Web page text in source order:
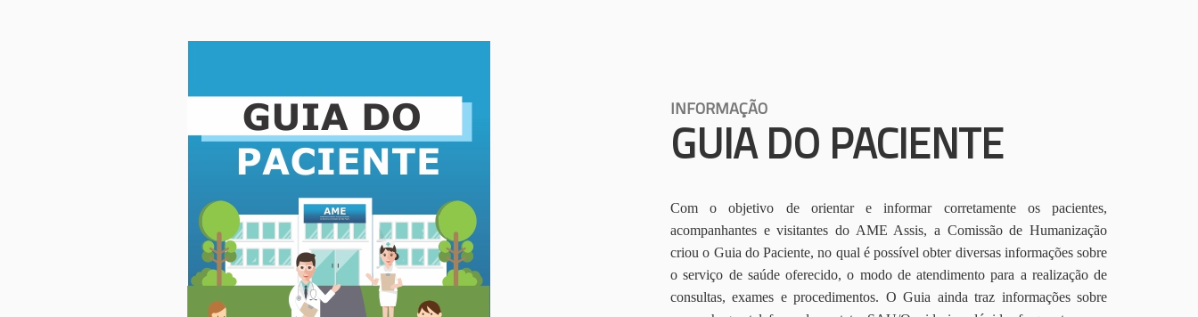
INFORMAÇÃO
GUIA DO PACIENTE
Com o objetivo de orientar e informar corretamente os pacientes,
acompanhantes e visitantes do AME Assis, a Comissão de Humanização
criou o Guia do Paciente, no qual é possível obter diversas informações sobre
o serviço de saúde oferecido, o modo de atendimento para a realização de
consultas, exames e procedimentos. O Guia ainda traz informações sobre